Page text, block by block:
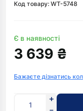
Код товару: WT-5748
Є в наявності
3 639 ₴
Бажаєте дізнатись